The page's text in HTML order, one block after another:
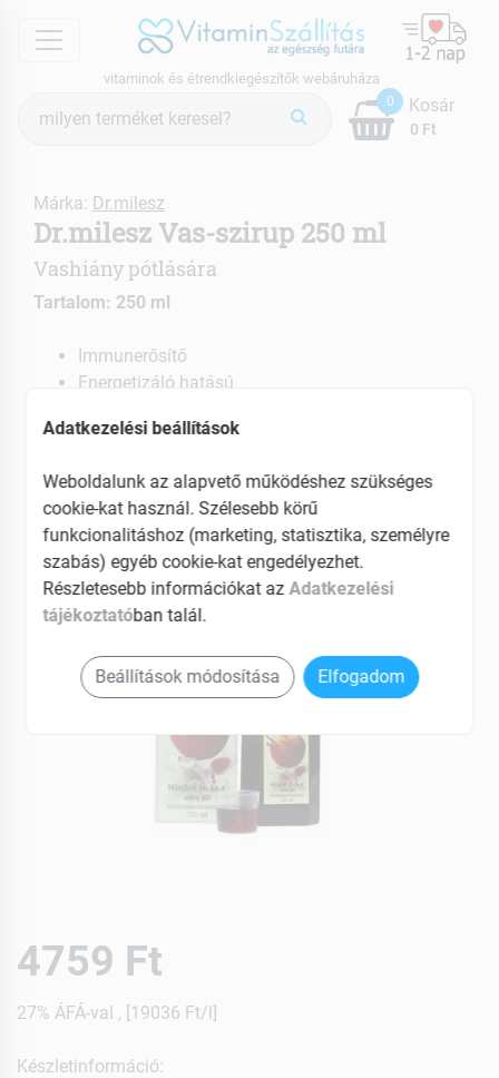
menu
vitaminok és étrendkiegészítők webáruháza
keresés
0
0 Ft
Kosár
Márka: Dr.milesz
Dr.milesz Vas-szirup 250 ml
Vashiány pótlására
Tartalom: 250 ml
Immunerősítő
Energetizáló hatású
után
EAN: 5997825710250
4759 Ft
27% ÁFÁ-val , [19036 Ft/l]
Készletinformáció:
Adatkezelési beállítások
Weboldalunk az alapvető működéshez szükséges
cookie-kat használ. Szélesebb körű
funkcionalitáshoz (marketing, statisztika, személyre
szabás) egyéb cookie-kat engedélyezhet.
Részletesebb információkat az Adatkezelési
tájékoztatóban talál.
Beállítások módosítása Elfogadom